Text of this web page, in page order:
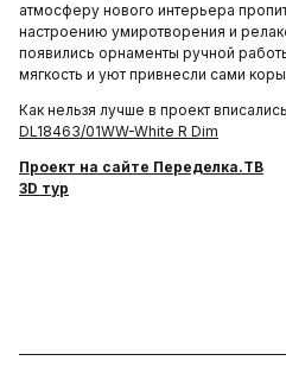
атмосферу нового интерьера
настроению умиротворения и
появились орнаменты ручной
мягкость и уют привнесли сами
Как нельзя лучше в проект
DL18463/01WW-White R Dim
Проект на сайте Переделка.ТВ
3D тур